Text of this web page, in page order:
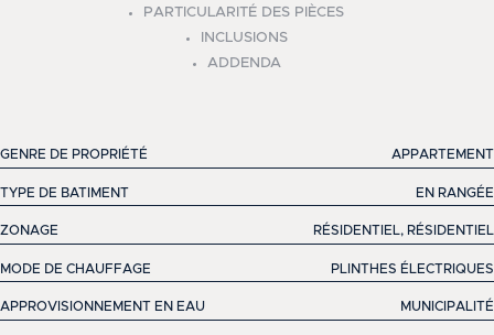
PARTICULARITÉ DES PIÈCES
INCLUSIONS
ADDENDA
GENRE DE PROPRIÉTÉ APPARTEMENT
TYPE DE BATIMENT EN RANGÉE
ZONAGE RÉSIDENTIEL, RÉSIDENTIEL
MODE DE CHAUFFAGE PLINTHES ÉLECTRIQUES
APPROVISIONNEMENT EN EAU MUNICIPALITÉ